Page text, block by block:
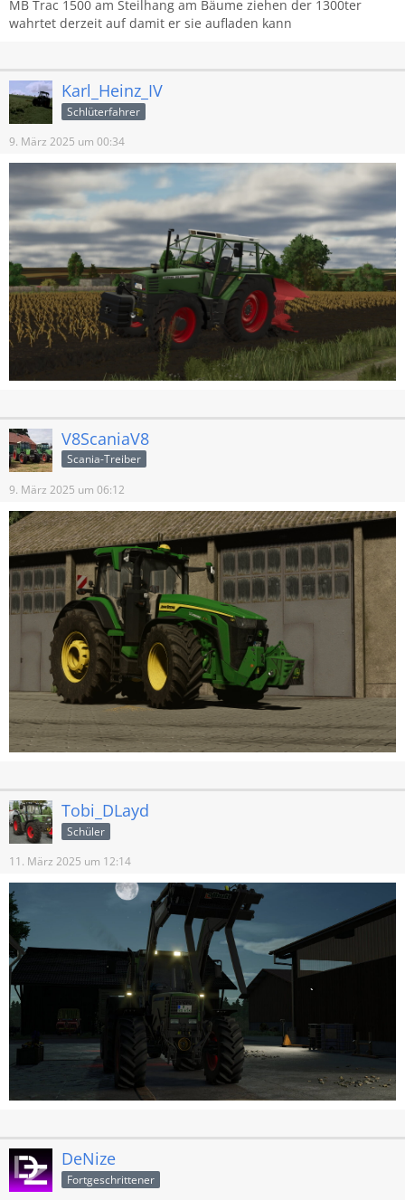
MB Trac 1500 am Steilhang am Bäume ziehen der 1300ter
wahrtet derzeit auf damit er sie aufladen kann
Karl_Heinz_IV
Schlüterfahrer
9. März 2025 um 00:34
V8ScaniaV8
Scania-Treiber
9. März 2025 um 06:12
Tobi_DLayd
Schüler
11. März 2025 um 12:14
DeNize
Fortgeschrittener